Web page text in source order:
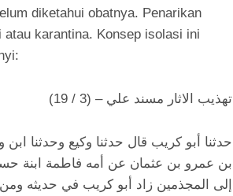
diketahui obatnya. Penarikan
karantina. Konsep isolasi ini
تهذيب الاثار مسند علي – (3 / 19)
حدثنا أبو كريب قال حدثنا وكيع وحدثنا
بن عمرو بن عثمان عن أمه فاطمة ابنة
إلى المجذمين زاد أبو كريب في حديثه ومن